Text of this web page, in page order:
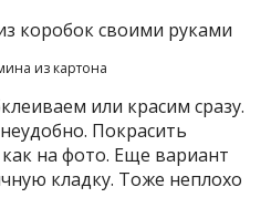
из картона
или красим сразу.
Покрасить
на фото. Еще вариант
кладку. Тоже неплохо